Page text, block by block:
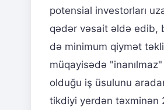
potensial investorları
qədər vəsait əldə edib,
də minimum qiymət
müqayisədə
olduğu iş üsulunu
tikdiyi yerdən təxminən